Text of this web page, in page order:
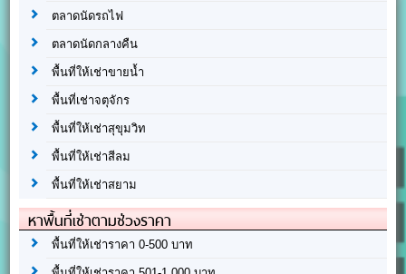
ตลาดนัดรถไฟ
ตลาดนัดกลางคืน
พื้นที่ให้เช่าขายน้ำ
พื้นที่เช่าจตุจักร
พื้นที่ให้เช่าสุขุมวิท
พื้นที่ให้เช่าสีลม
พื้นที่ให้เช่าสยาม
หาพื้นที่เช่าตามช่วงราคา
พื้นที่ให้เช่าราคา 0-500 บาท